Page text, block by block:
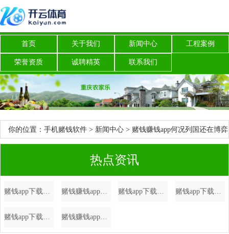
首页 关于我们 新闻中心 工程案例
荣誉资质 诚聘精英 联系我们
你的位置： 手机赌钱软件 > 新闻中心 > 赌钱赚钱app何况列国还在博弈
热点资讯
赌钱赚钱app尽在新浪财经APP -手机赌钱软件
赌钱赚钱app全镇共调遣危急区域巨匠123东谈主-手机赌钱软件